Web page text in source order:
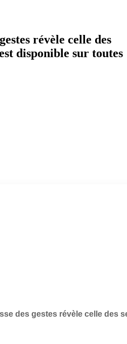
révèle celle des
disponible sur toutes
des gestes révèle celle des